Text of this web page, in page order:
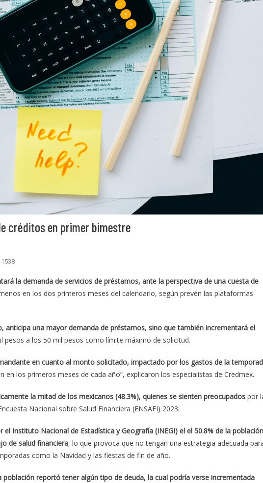
créditos en primer bimestre
1538
la demanda de servicios de préstamos, ante la perspectiva de una cuesta de
en los dos primeros meses del calendario, según prevén las plataformas
anticipa una mayor demanda de préstamos, sino que también incrementará el
pesos a los 50 mil pesos como límite máximo de solicitud.
en cuanto al monto solicitado, impactado por los gastos de la
en los primeros meses de cada año”, explicaron los especialistas de Credmex.
la mitad de los mexicanos (48.3%), quienes se sienten preocupados por
Nacional sobre Salud Financiera (ENSAFI) 2023.
Instituto Nacional de Estadística y Geografía (INEGI) el el 50.8% de la población
de salud financiera, lo que provoca que no tengan una estrategia adecuada
como la Navidad y las fiestas de fin de año.
población reportó tener algún tipo de deuda, la cual podría verse incrementada